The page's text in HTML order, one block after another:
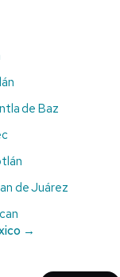
de Baz
de Juárez
→